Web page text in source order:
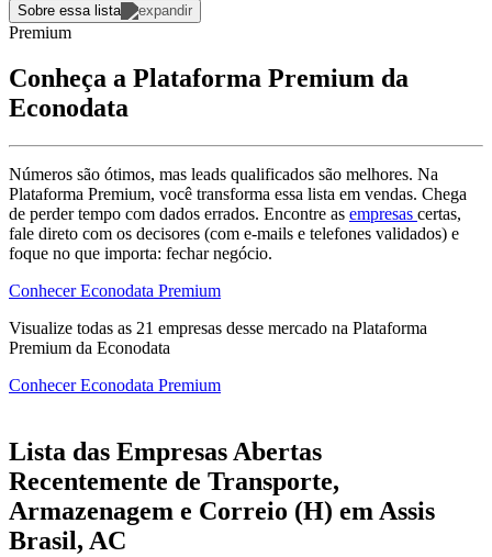
Sobre essa lista
Premium
Conheça a Plataforma Premium da
Econodata
Números são ótimos, mas leads qualificados são melhores. Na
Plataforma Premium, você transforma essa lista em vendas. Chega
de perder tempo com dados errados. Encontre as empresas certas,
fale direto com os decisores (com e-mails e telefones validados) e
foque no que importa: fechar negócio.
Conhecer Econodata Premium
Visualize todas as 21 empresas desse mercado na Plataforma
Premium da Econodata
Conhecer Econodata Premium
Lista das Empresas Abertas
Recentemente de Transporte,
Armazenagem e Correio (H) em Assis
Brasil, AC